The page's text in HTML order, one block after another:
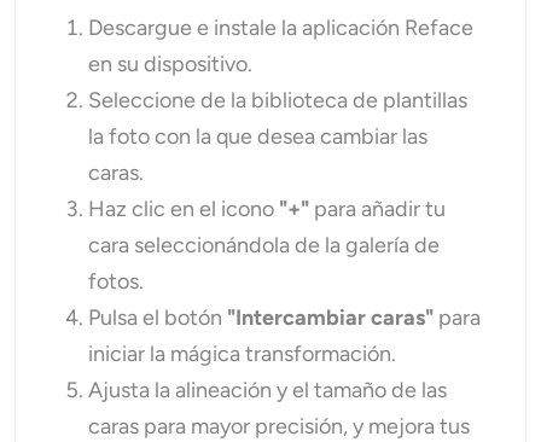
Descargue e instale la aplicación Reface
en su dispositivo.
Seleccione de la biblioteca de plantillas
la foto con la que desea cambiar las
caras.
Haz clic en el icono "+" para añadir tu
cara seleccionándola de la galería de
fotos.
Pulsa el botón "Intercambiar caras" para
iniciar la mágica transformación.
Ajusta la alineación y el tamaño de las
caras para mayor precisión, y mejora tus